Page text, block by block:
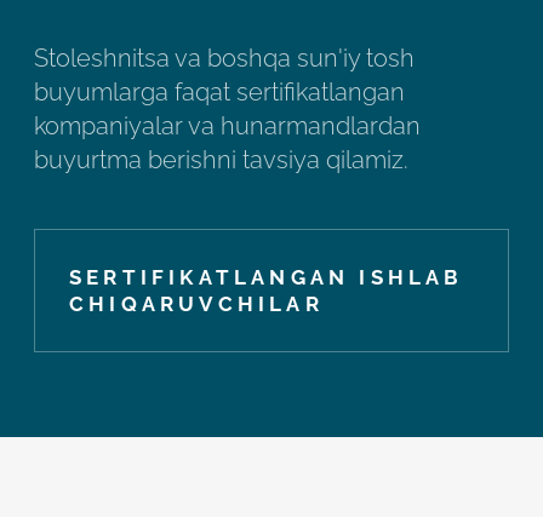
Stoleshnitsa va boshqa sun'iy tosh
buyumlarga faqat sertifikatlangan
kompaniyalar va hunarmandlardan
buyurtma berishni tavsiya qilamiz.
SERTIFIKATLANGAN ISHLAB
CHIQARUVCHILAR